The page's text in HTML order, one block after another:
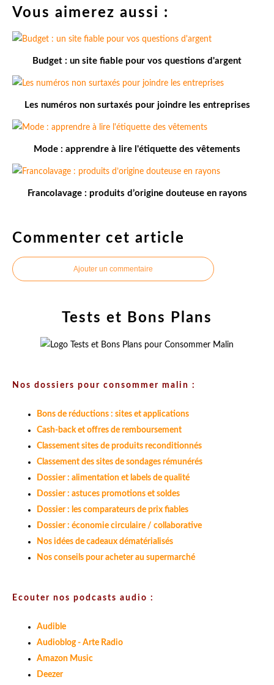
Vous aimerez aussi :
Budget : un site fiable pour vos questions d'argent
Les numéros non surtaxés pour joindre les entreprises
Mode : apprendre à lire l'étiquette des vêtements
Francolavage : produits d’origine douteuse en rayons
Commenter cet article
Ajouter un commentaire
Tests et Bons Plans
Nos dossiers pour consommer malin :
Bons de réductions : sites et applications
Cash-back et offres de remboursement
Classement sites de produits reconditionnés
Classement des sites de sondages rémunérés
Dossier : alimentation et labels de qualité
Dossier : astuces promotions et soldes
Dossier : les comparateurs de prix fiables
Dossier : économie circulaire / collaborative
Nos idées de cadeaux dématérialisés
Nos conseils pour acheter au supermarché
Ecouter nos podcasts audio :
Audible
Audioblog - Arte Radio
Amazon Music
Deezer